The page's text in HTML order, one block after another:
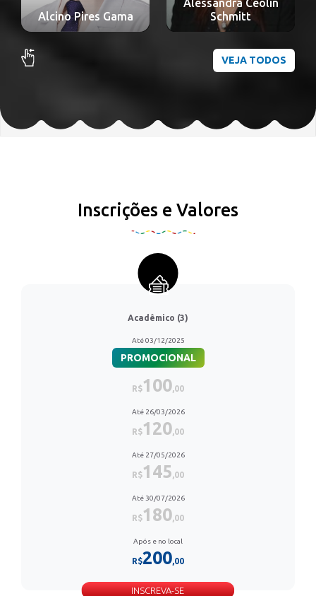
Alessandra Ceolin
Schmitt
Alexandre Nakao
Odashiro
VEJA TODOS
Inscrições e Valores
Acadêmico (3)
Até 03/12/2025
PROMOCIONAL
R$100,00
Até 26/03/2026
R$120,00
Até 27/05/2026
R$145,00
Até 30/07/2026
R$180,00
Após e no local
R$200,00
INSCREVA-SE